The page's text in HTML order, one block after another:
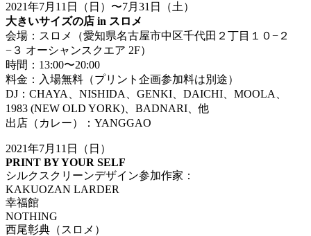
2021年7月11日（日）〜7月31日（土）
大きいサイズの店 in スロメ
会場：スロメ（愛知県名古屋市中区千代田２丁目１０−２
−３ オーシャンスクエア 2F）
時間：13:00〜20:00
料金：入場無料（プリント企画参加料は別途）
DJ：CHAYA、NISHIDA、GENKI、DAICHI、MOOLA、
1983 (NEW OLD YORK)、BADNARI、他
出店（カレー）：YANGGAO
2021年7月11日（日）
PRINT BY YOUR SELF
シルクスクリーンデザイン参加作家：
KAKUOZAN LARDER
幸福館
NOTHING
西尾彰典（スロメ）